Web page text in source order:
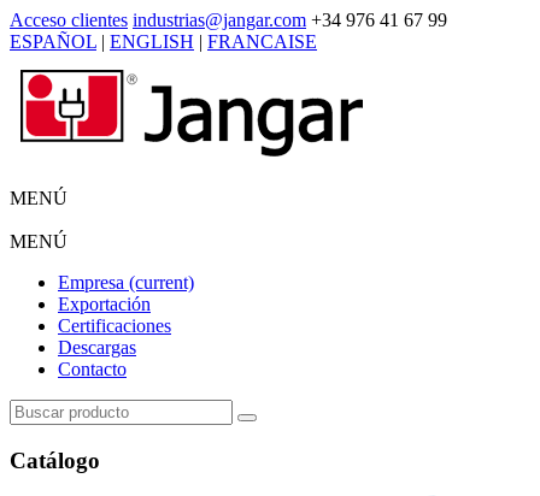
Acceso clientes industrias@jangar.com +34 976 41 67 99
ESPAÑOL | ENGLISH | FRANCAISE
MENÚ
MENÚ
Empresa (current)
Exportación
Certificaciones
Descargas
Contacto
Catálogo